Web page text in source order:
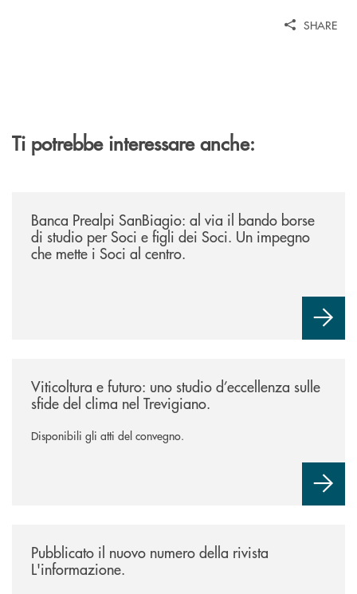
SHARE
Ti potrebbe interessare anche:
Banca Prealpi SanBiagio: al via il bando borse
di studio per Soci e figli dei Soci. Un impegno
che mette i Soci al centro.
Viticoltura e futuro: uno studio d’eccellenza sulle
sfide del clima nel Trevigiano.
Disponibili gli atti del convegno.
Pubblicato il nuovo numero della rivista
L'informazione.